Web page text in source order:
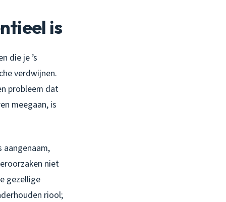
is
die je ’s
verdwijnen.
probleem dat
meegaan, is
niet
gezellige
riool;